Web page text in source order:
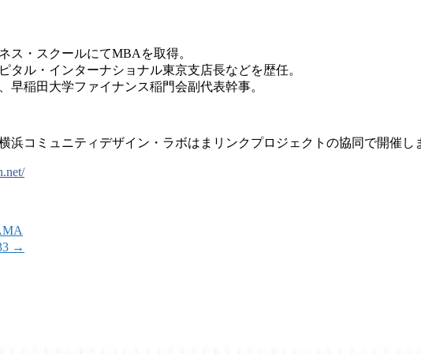
ス ・スクールにてMBAを取得。
タル・ インターナショナル東京支店長などを歴任。
早稲田 大学ファイナンス稲門会副代表幹事。
浜コミ ュニティデザイン・ラボはまリンクプロジェクトの協同で開催し
→